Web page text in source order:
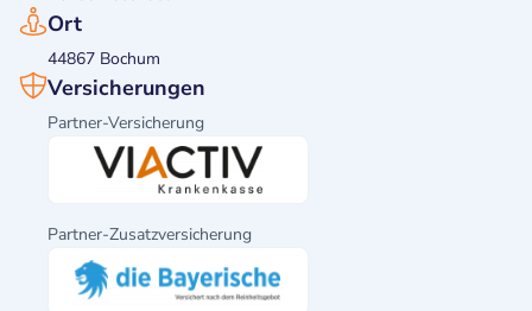
Ort
44867 Bochum
Versicherungen
Partner-Versicherung
Partner-Zusatzversicherung